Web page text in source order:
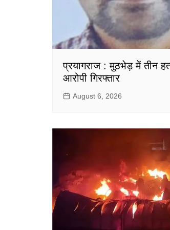
प्रयागराज : मुठभेड़ में तीन
आरोपी गिरफ्तार
August 6, 2026